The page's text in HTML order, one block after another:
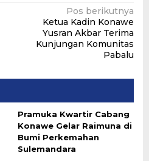
Pos berikutnya
Ketua Kadin Konawe
Yusran Akbar Terima
Kunjungan Komunitas
Pabalu
Pramuka Kwartir Cabang
Konawe Gelar Raimuna di
Bumi Perkemahan
Sulemandara